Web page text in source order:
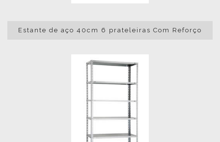
Estante de aço 40cm 6 prateleiras Com Reforço